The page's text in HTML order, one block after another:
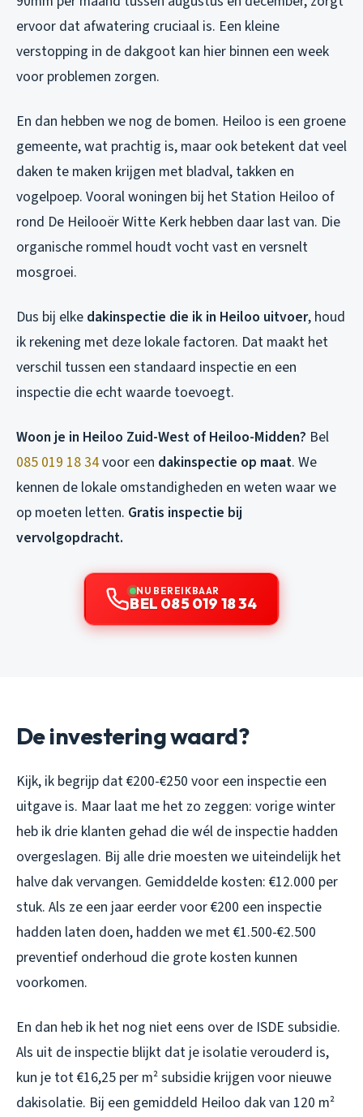
ervoor dat afwatering cruciaal is. Een kleine
verstopping in de dakgoot kan hier binnen een week
voor problemen zorgen.
En dan hebben we nog de bomen. Heiloo is een groene
gemeente, wat prachtig is, maar ook betekent dat veel
daken te maken krijgen met bladval, takken en
vogelpoep. Vooral woningen bij het Station Heiloo of
rond De Heilooër Witte Kerk hebben daar last van. Die
organische rommel houdt vocht vast en versnelt
mosgroei.
Dus bij elke dakinspectie die ik in Heiloo uitvoer, houd
ik rekening met deze lokale factoren. Dat maakt het
verschil tussen een standaard inspectie en een
inspectie die echt waarde toevoegt.
Woon je in Heiloo Zuid-West of Heiloo-Midden? Bel
085 019 18 34voor een dakinspectie op maat. We
kennen de lokale omstandigheden en weten waar we
op moeten letten. Gratis inspectie bij
vervolgopdracht.
NU BEREIKBAAR
BEL 085 019 18 34
De investering waard?
Kijk, ik begrijp dat €200-€250 voor een inspectie een
uitgave is. Maar laat me het zo zeggen: vorige winter
heb ik drie klanten gehad die wél de inspectie hadden
overgeslagen. Bij alle drie moesten we uiteindelijk het
halve dak vervangen. Gemiddelde kosten: €12.000 per
stuk. Als ze een jaar eerder voor €200 een inspectie
hadden laten doen, hadden we met €1.500-€2.500
preventief onderhoud die grote kosten kunnen
voorkomen.
En dan heb ik het nog niet eens over de ISDE subsidie.
Als uit de inspectie blijkt dat je isolatie verouderd is,
kun je tot €16,25 per m² subsidie krijgen voor nieuwe
dakisolatie. Bij een gemiddeld Heiloo dak van 120 m²